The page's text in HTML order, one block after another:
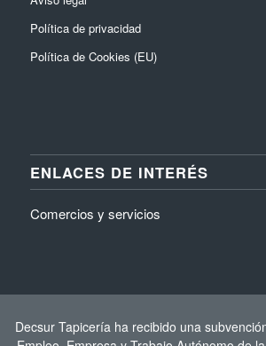
Política de privacidad
Política de Cookies (EU)
ENLACES DE INTERÉS
Comercios y servicios
Decsur Tapicería ha recibido una